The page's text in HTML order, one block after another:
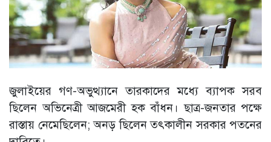
জুলাইয়ের গণ-অভুত্থ্যানে তারকাদের মধ্যে ব্যাপক সরব
ছিলেন অভিনেত্রী আজমেরী হক বাঁধন। ছাত্র-জনতার পক্ষে
রাস্তায় নেমেছিলেন; অনড় ছিলেন তৎকালীন সরকার পতনের